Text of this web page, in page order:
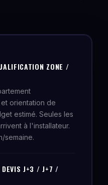
ZONE /
orientation de
estimé. Seules les
à l'installateur.
semaine.
DEVIS J+3 / J+7 /